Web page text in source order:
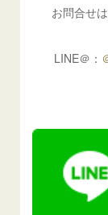
お問合せ
LINE＠：